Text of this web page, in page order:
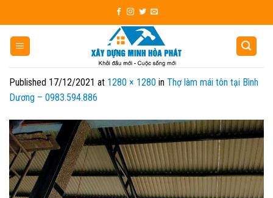
to
content
Published 17/12/2021 at 1280 × 1280 in Thợ làm mái tôn tại Bình
Dương – 0983.594.886